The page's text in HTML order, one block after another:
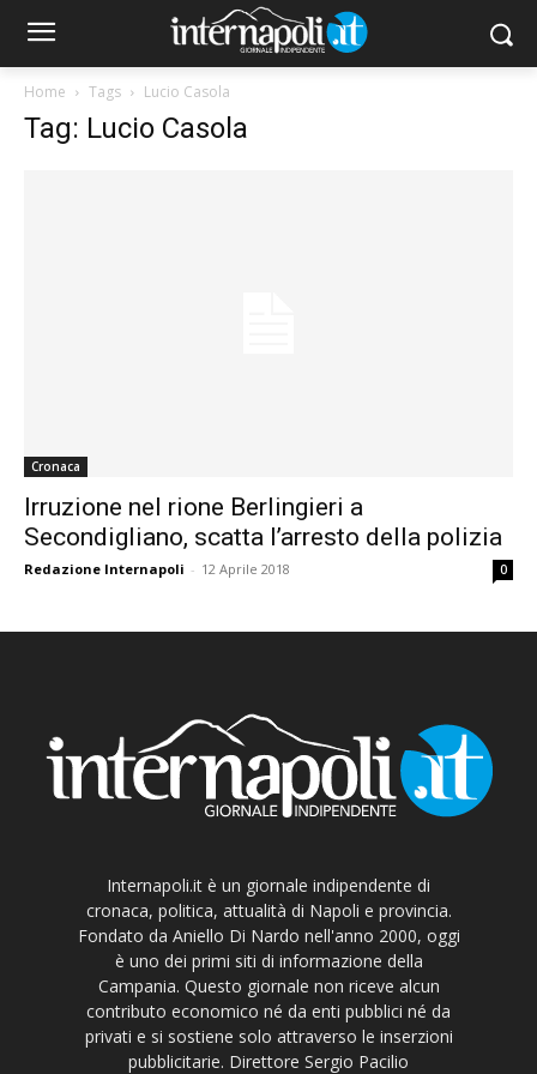
Home Tags Lucio Casola
Tag: Lucio Casola
Cronaca
Irruzione nel rione Berlingieri a
Secondigliano, scatta l’arresto della polizia
Redazione Internapoli - 12 Aprile 2018 0
Internapoli.it è un giornale indipendente di
cronaca, politica, attualità di Napoli e provincia.
Fondato da Aniello Di Nardo nell'anno 2000, oggi
è uno dei primi siti di informazione della
Campania. Questo giornale non riceve alcun
contributo economico né da enti pubblici né da
privati e si sostiene solo attraverso le inserzioni
pubblicitarie. Direttore Sergio Pacilio